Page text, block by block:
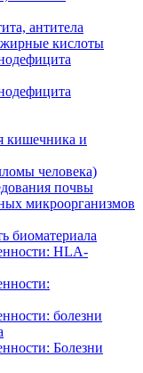
антитела
кислоты
кишечника и
человека)
почвы
микроорганизмов
биоматериала
HLA-
болезни
Болезни